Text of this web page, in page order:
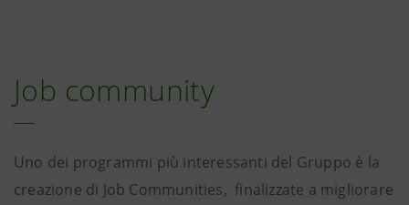
Job community
Uno dei programmi più interessanti del Gruppo è la
creazione di Job Communities, finalizzate a migliorare